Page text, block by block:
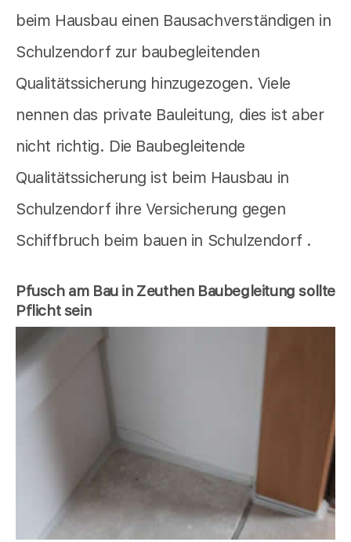
beim Hausbau einen Bausachverständigen in
Schulzendorf zur baubegleitenden
Qualitätssicherung hinzugezogen. Viele
nennen das private Bauleitung, dies ist aber
nicht richtig. Die Baubegleitende
Qualitätssicherung ist beim Hausbau in
Schulzendorf ihre Versicherung gegen
Schiffbruch beim bauen in Schulzendorf .
Pfusch am Bau in Zeuthen Baubegleitung sollte
Pflicht sein